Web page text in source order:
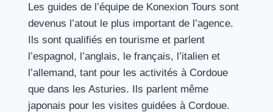
Les guides de l’équipe de Konexion Tours sont
devenus l’atout le plus important de l’agence.
Ils sont qualifiés en tourisme et parlent
l’espagnol, l’anglais, le français, l’italien et
l’allemand, tant pour les activités à Cordoue
que dans les Asturies. Ils parlent même
japonais pour les visites guidées à Cordoue.